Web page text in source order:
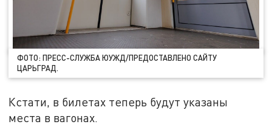
ФОТО: ПРЕСС-СЛУЖБА ЮУЖД/ПРЕДОСТАВЛЕНО САЙТУ
ЦАРЬГРАД.
Кстати, в билетах теперь будут указаны
места в вагонах.